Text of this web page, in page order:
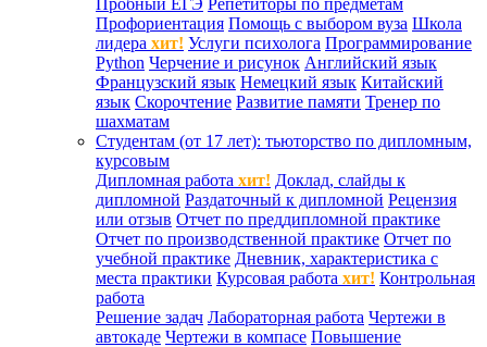
Пробный ЕГЭ Репетиторы по предметам
Профориентация Помощь с выбором вуза Школа
лидера хит! Услуги психолога Программирование
Python Черчение и рисунок Английский язык
Французский язык Немецкий язык Китайский
язык Скорочтение Развитие памяти Тренер по
шахматам
Студентам (от 17 лет): тьюторство по дипломным,
курсовым
Дипломная работа хит! Доклад, слайды к
дипломной Раздаточный к дипломной Рецензия
или отзыв Отчет по преддипломной практике
Отчет по производственной практике Отчет по
учебной практике Дневник, характеристика с
места практики Курсовая работа хит! Контрольная
работа
Решение задач Лабораторная работа Чертежи в
автокаде Чертежи в компасе Повышение